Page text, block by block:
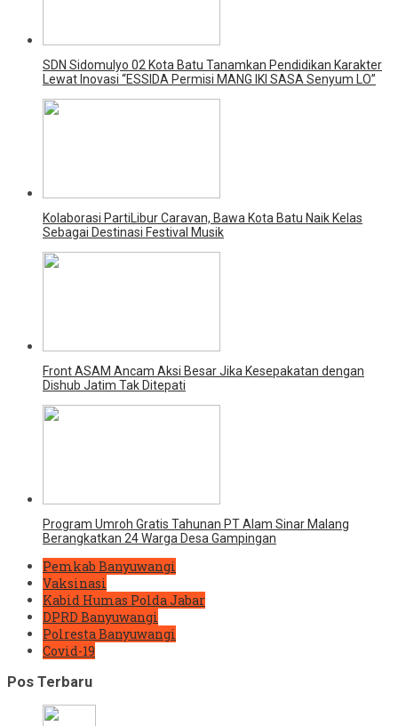
SDN Sidomulyo 02 Kota Batu Tanamkan Pendidikan Karakter
Lewat Inovasi “ESSIDA Permisi MANG IKI SASA Senyum LO”
Kolaborasi PartiLibur Caravan, Bawa Kota Batu Naik Kelas
Sebagai Destinasi Festival Musik
Front ASAM Ancam Aksi Besar Jika Kesepakatan dengan
Dishub Jatim Tak Ditepati
Program Umroh Gratis Tahunan PT Alam Sinar Malang
Berangkatkan 24 Warga Desa Gampingan
Pemkab Banyuwangi
Vaksinasi
Kabid Humas Polda Jabar
DPRD Banyuwangi
Polresta Banyuwangi
Covid-19
Pos Terbaru